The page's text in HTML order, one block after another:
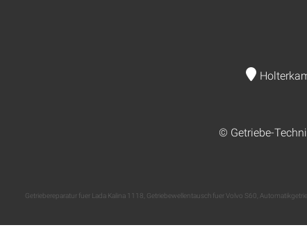
© Getriebe-
Getriebereparatur fuer Lada Kalina 1118 Getriebewellentausch fuer Volvo S60